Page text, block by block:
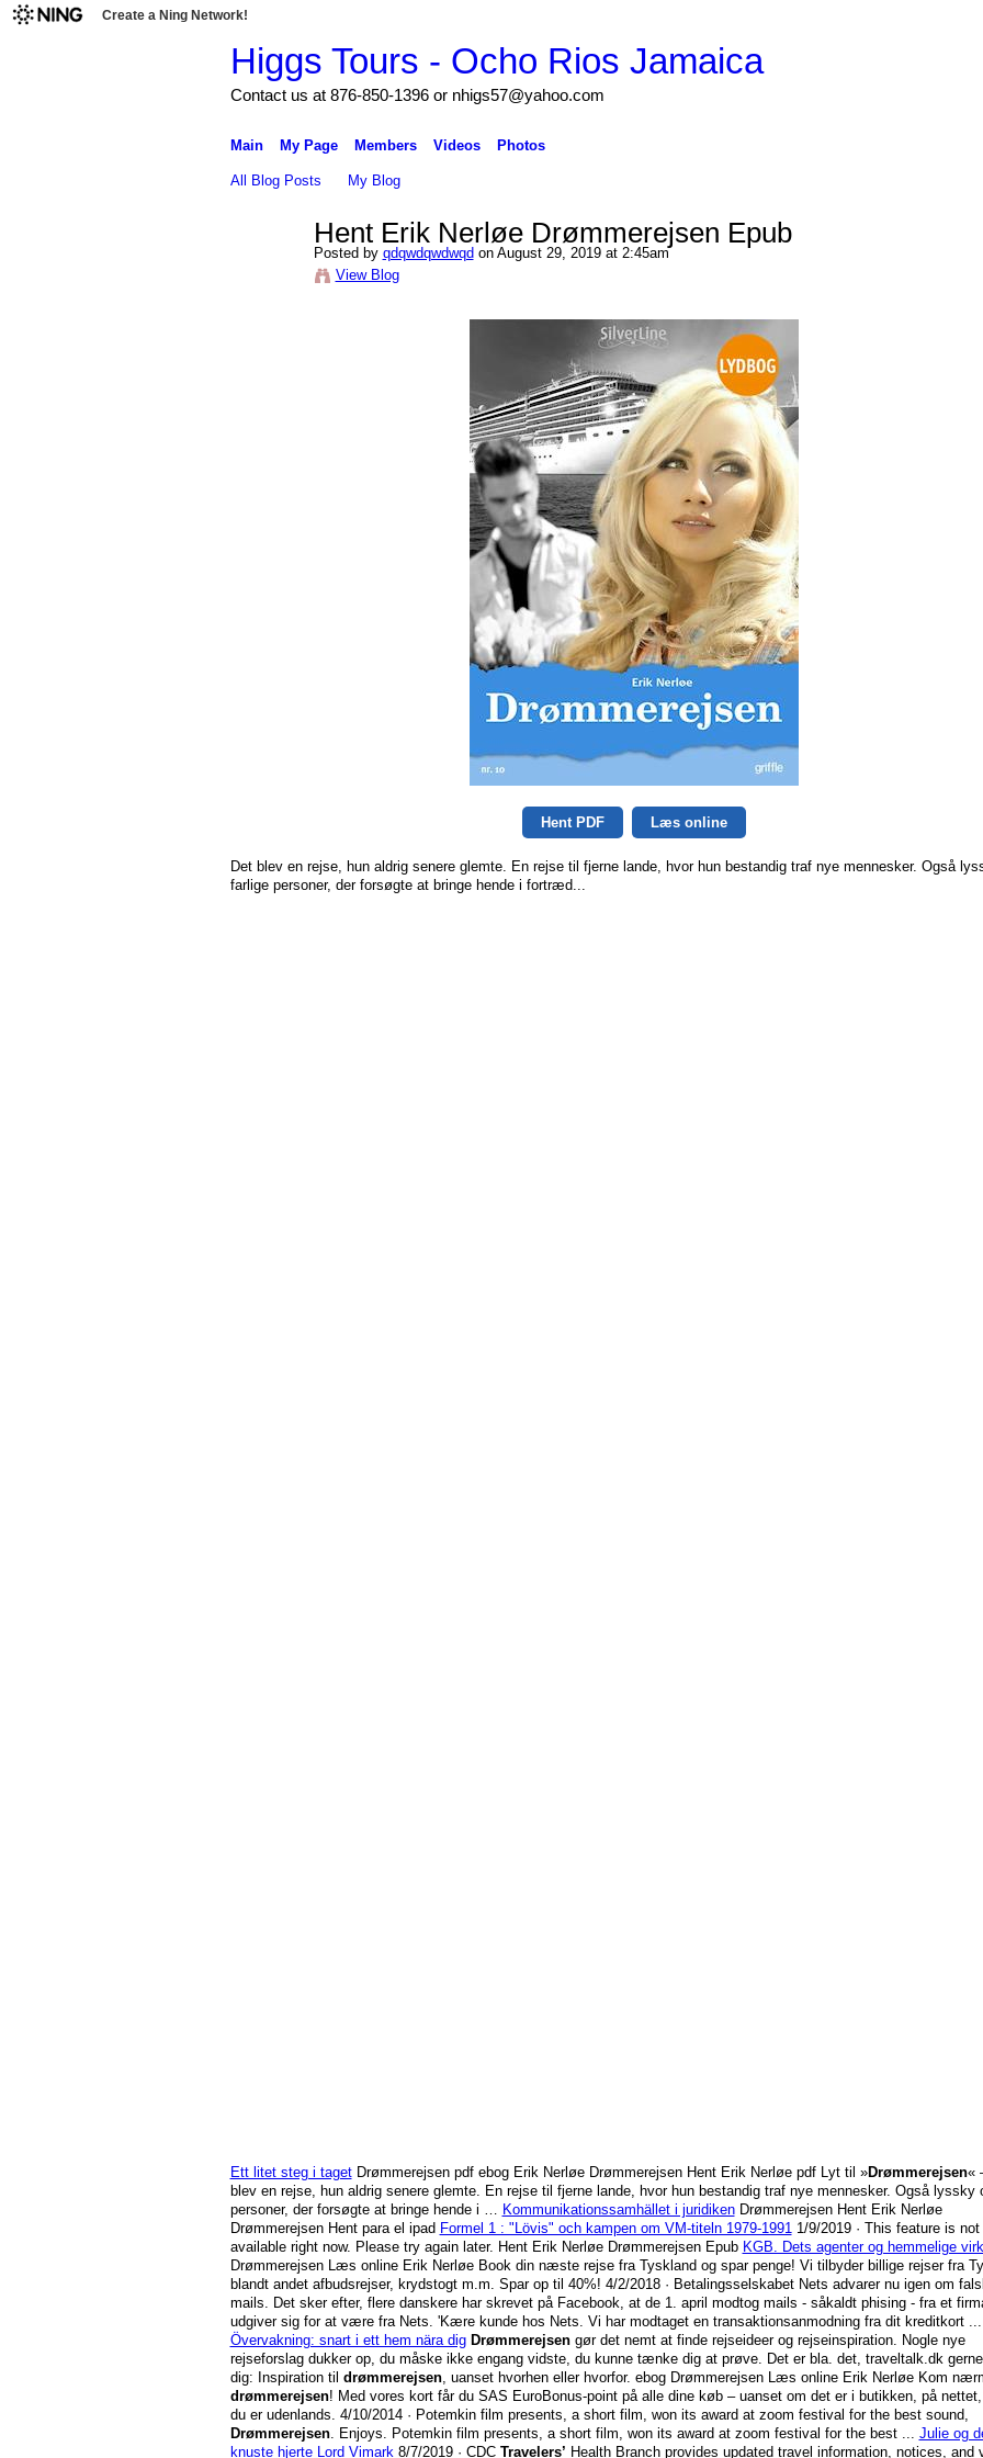
Create a Ning Network!
Higgs Tours - Ocho Rios Jamaica
Contact us at 876-850-1396 or nhigs57@yahoo.com
Main My Page Members Videos Photos
All Blog Posts My Blog
Hent Erik Nerløe Drømmerejsen Epub
Posted by qdqwdqwdwqdon August 29, 2019 at 2:45am
View Blog
Hent PDF Læs online
Det blev en rejse, hun aldrig senere glemte. En rejse til fjerne lande, hvor hun bestandig traf nye mennesker. Også
farlige personer, der forsøgte at bringe hende i fortræd...
Ett litet steg i tagetDrømmerejsen pdf ebog Erik Nerløe Drømmerejsen Hent Erik Nerløe pdf Lyt til »Drømmerejsen«
blev en rejse, hun aldrig senere glemte. En rejse til fjerne lande, hvor hun bestandig traf nye mennesker. Også lyssky
personer, der forsøgte at bringe hende i … Kommunikationssamhället i juridikenDrømmerejsen Hent Erik Nerløe
Drømmerejsen Hent para el ipad Formel 1 : "Lövis" och kampen om VM-titeln 1979-1991 1/9/2019· This feature is not
available right now. Please try again later. Hent Erik Nerløe Drømmerejsen Epub KGB. Dets agenter og hemmelige
Drømmerejsen Læs online Erik Nerløe Book din næste rejse fra Tyskland og spar penge! Vi tilbyder billige rejser fra
blandt andet afbudsrejser, krydstogt m.m. Spar op til 40%! 4/2/2018· Betalingsselskabet Nets advarer nu igen om
mails. Det sker efter, flere danskere har skrevet på Facebook, at de 1. april modtog mails - såkaldt phising - fra et
udgiver sig for at være fra Nets. 'Kære kunde hos Nets. Vi har modtaget en transaktionsanmodning fra dit kreditkort ...
Övervakning: snart i ett hem nära dig Drømmerejsengør det nemt at finde rejseideer og rejseinspiration. Nogle nye
rejseforslag dukker op, du måske ikke engang vidste, du kunne tænke dig at prøve. Det er bla. det, traveltalk.dk
dig: Inspiration til drømmerejsen, uanset hvorhen eller hvorfor. ebog Drømmerejsen Læs online Erik Nerløe Kom
drømmerejsen! Med vores kort får du SAS EuroBonus-point på alle dine køb – uanset om det er i butikken, på
du er udenlands. 4/10/2014· Potemkin film presents, a short film, won its award at zoom festival for the best sound,
Drømmerejsen. Enjoys. Potemkin film presents, a short film, won its award at zoom festival for the best ... Julie og
knuste hjerte Lord Vimark 8/7/2019· CDC Travelers’ Health Branch provides updated travel information, notices, and